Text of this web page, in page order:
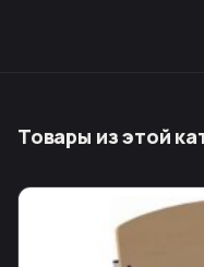
Товары из этой